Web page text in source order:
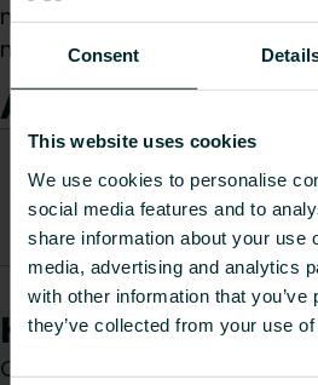
Consent
This website uses cookies
We use cookies to personalise
social media features and to
share information about your use
media, advertising and analytics
with other information that you’ve
they’ve collected from your use
miljövänlig och använder
minskad miljöpåverkan.
Artiklar
Artikelnummer
FH307011165I0010 X-Revo-1824
Hur kan vi
Oavsett om du är konsult,